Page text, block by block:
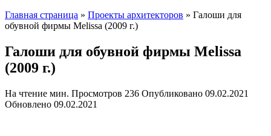
Главная страница » Проекты архитекторов » Галоши для
обувной фирмы Melissa (2009 г.)
Галоши для обувной фирмы Melissa
(2009 г.)
На чтение мин. Просмотров 236 Опубликовано 09.02.2021
Обновлено 09.02.2021